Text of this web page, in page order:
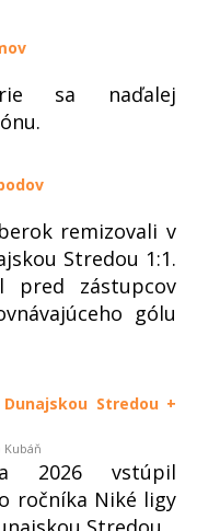
sa naďalej
remizovali v
Stredou 1:1.
pred zástupcov
gólu
Stredou +
Kubáň
2026 vstúpil
ročníka Niké ligy